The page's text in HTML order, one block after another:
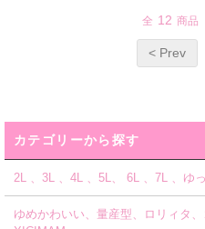
全 12 商品
< Prev
カテゴリーから探す
2L 、3L 、4L 、5L、 6L 、7L 、ゆ
ゆめかわいい、量産型、ロリィタ